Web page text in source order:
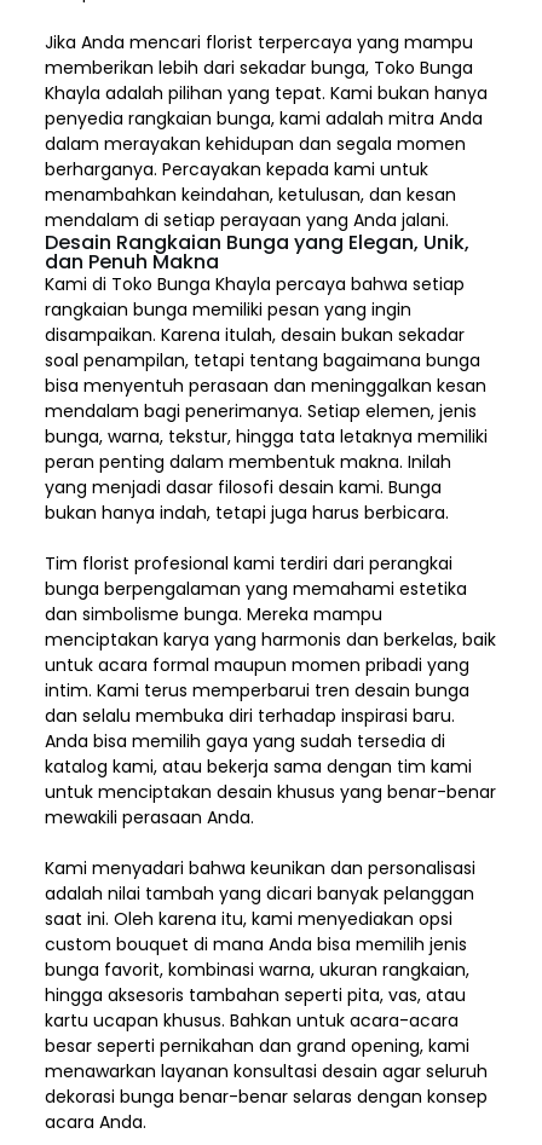
Jika Anda mencari florist terpercaya yang mampu
memberikan lebih dari sekadar bunga, Toko Bunga
Khayla adalah pilihan yang tepat. Kami bukan hanya
penyedia rangkaian bunga, kami adalah mitra Anda
dalam merayakan kehidupan dan segala momen
berharganya. Percayakan kepada kami untuk
menambahkan keindahan, ketulusan, dan kesan
mendalam di setiap perayaan yang Anda jalani.
Desain Rangkaian Bunga yang Elegan, Unik,
dan Penuh Makna
Kami di Toko Bunga Khayla percaya bahwa setiap
rangkaian bunga memiliki pesan yang ingin
disampaikan. Karena itulah, desain bukan sekadar
soal penampilan, tetapi tentang bagaimana bunga
bisa menyentuh perasaan dan meninggalkan kesan
mendalam bagi penerimanya. Setiap elemen, jenis
bunga, warna, tekstur, hingga tata letaknya memiliki
peran penting dalam membentuk makna. Inilah
yang menjadi dasar filosofi desain kami. Bunga
bukan hanya indah, tetapi juga harus berbicara.
Tim florist profesional kami terdiri dari perangkai
bunga berpengalaman yang memahami estetika
dan simbolisme bunga. Mereka mampu
menciptakan karya yang harmonis dan berkelas, baik
untuk acara formal maupun momen pribadi yang
intim. Kami terus memperbarui tren desain bunga
dan selalu membuka diri terhadap inspirasi baru.
Anda bisa memilih gaya yang sudah tersedia di
katalog kami, atau bekerja sama dengan tim kami
untuk menciptakan desain khusus yang benar-benar
mewakili perasaan Anda.
Kami menyadari bahwa keunikan dan personalisasi
adalah nilai tambah yang dicari banyak pelanggan
saat ini. Oleh karena itu, kami menyediakan opsi
custom bouquet di mana Anda bisa memilih jenis
bunga favorit, kombinasi warna, ukuran rangkaian,
hingga aksesoris tambahan seperti pita, vas, atau
kartu ucapan khusus. Bahkan untuk acara-acara
besar seperti pernikahan dan grand opening, kami
menawarkan layanan konsultasi desain agar seluruh
dekorasi bunga benar-benar selaras dengan konsep
acara Anda.